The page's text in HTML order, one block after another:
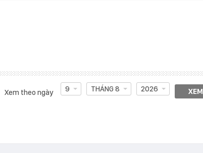
Xem theo ngày 9 THÁNG 8 2026 XEM